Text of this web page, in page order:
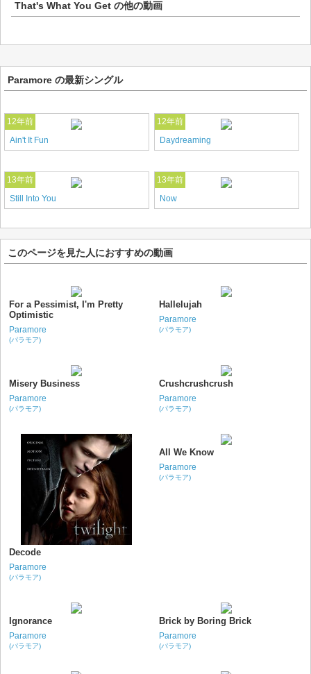
That's What You Get の他の動画
Paramore の最新シングル
12年前
Ain't It Fun
12年前
Daydreaming
13年前
Still Into You
13年前
Now
このページを見た人におすすめの動画
For a Pessimist, I'm Pretty
Optimistic
Paramore
(パラモア)
Hallelujah
Paramore
(パラモア)
Misery Business
Paramore
(パラモア)
Crushcrushcrush
Paramore
(パラモア)
Decode
Paramore
(パラモア)
All We Know
Paramore
(パラモア)
Ignorance
Paramore
(パラモア)
Brick by Boring Brick
Paramore
(パラモア)